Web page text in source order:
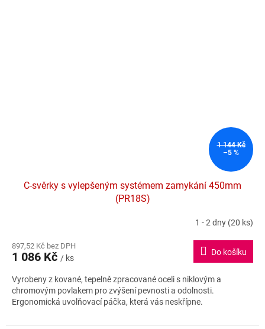
1 144 Kč
–5 %
C-svěrky s vylepšeným systémem zamykání 450mm
(PR18S)
1 - 2 dny (20 ks)
897,52 Kč bez DPH
1 086 Kč / ks
Do košíku
Vyrobeny z kované, tepelně zpracované oceli s niklovým a
chromovým povlakem pro zvýšení pevnosti a odolnosti.
Ergonomická uvolňovací páčka, která vás neskřípne.